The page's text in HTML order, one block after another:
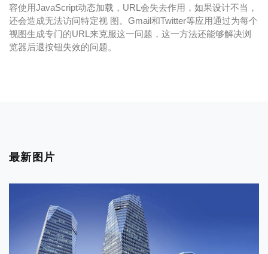
容使用JavaScript动态加载，URL会失去作用，如果设计不当，
还会造成无法访问特定视 图。Gmail和Twitter等应用通过为每个
视图生成专门的URL来克服这一问题，这一方法还能够解决浏
览器后退按钮失效的问题。
最新图片